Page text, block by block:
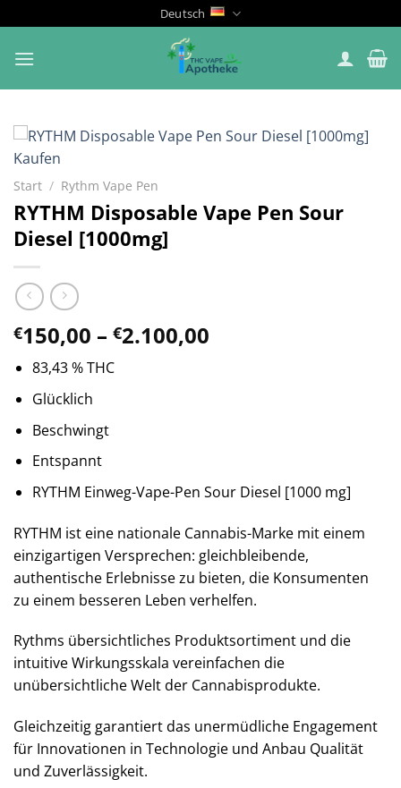
Inhalt
springen
Deutsch
Start / Rythm Vape Pen
RYTHM Disposable Vape Pen Sour
Diesel [1000mg]
€150,00 – €2.100,00
83,43 % THC
Glücklich
Beschwingt
Entspannt
RYTHM Einweg-Vape-Pen Sour Diesel [1000 mg]
RYTHM ist eine nationale Cannabis-Marke mit einem
einzigartigen Versprechen: gleichbleibende,
authentische Erlebnisse zu bieten, die Konsumenten
zu einem besseren Leben verhelfen.
Rythms übersichtliches Produktsortiment und die
intuitive Wirkungsskala vereinfachen die
unübersichtliche Welt der Cannabisprodukte.
Gleichzeitig garantiert das unermüdliche Engagement
für Innovationen in Technologie und Anbau Qualität
und Zuverlässigkeit.